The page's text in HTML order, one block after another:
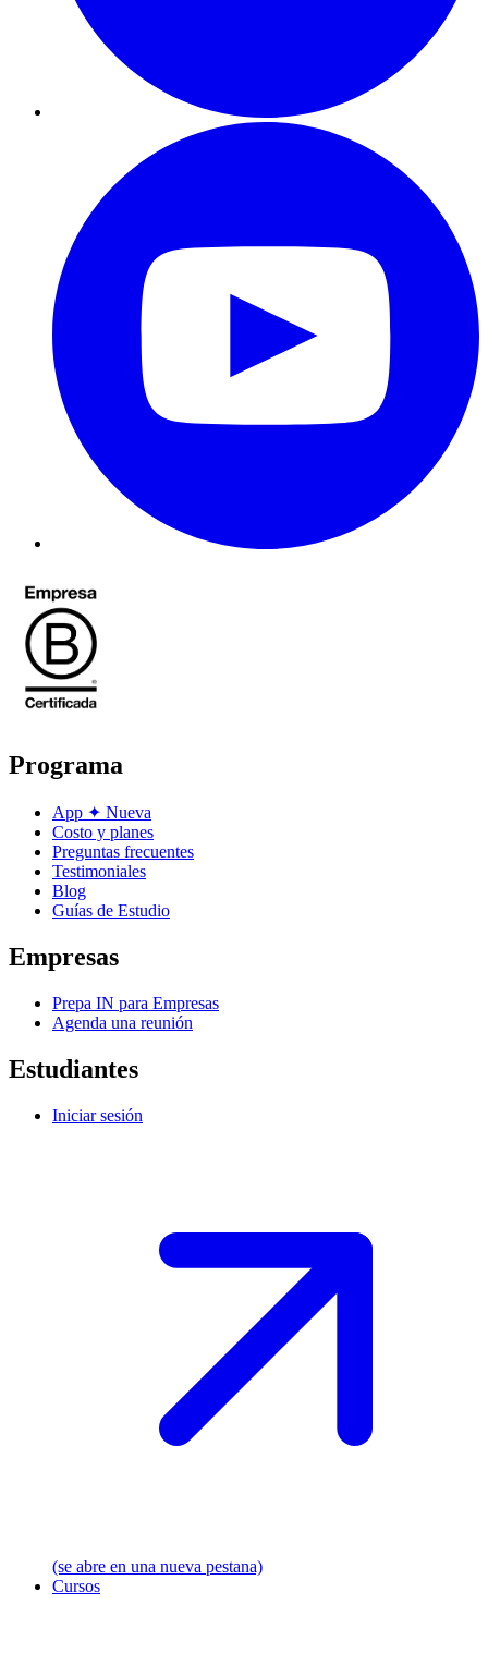
Programa
App ✦ Nueva
Costo y planes
Preguntas frecuentes
Testimoniales
Blog
Guías de Estudio
Empresas
Prepa IN para Empresas
Agenda una reunión
Estudiantes
Iniciar sesión
(se abre en una nueva pestana)
Cursos